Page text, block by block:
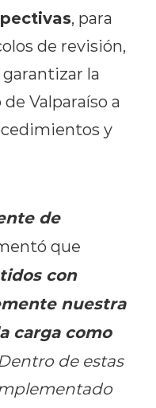
, para
de revisión,
la
Valparaíso a
y
de
que
con
nuestra
carga como
de estas